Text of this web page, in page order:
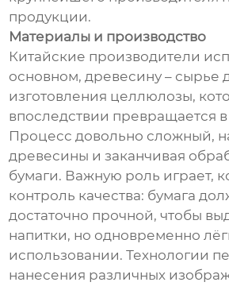
продукции.
Материалы и производство
Китайские производители
основном, древесину – сырье
изготовления целлюлозы,
впоследствии превращается в
Процесс довольно сложный,
древесины и заканчивая
бумаги. Важную роль играет,
контроль качества: бумага
достаточно прочной, чтобы
напитки, но одновременно
использовании. Технологии
нанесения различных